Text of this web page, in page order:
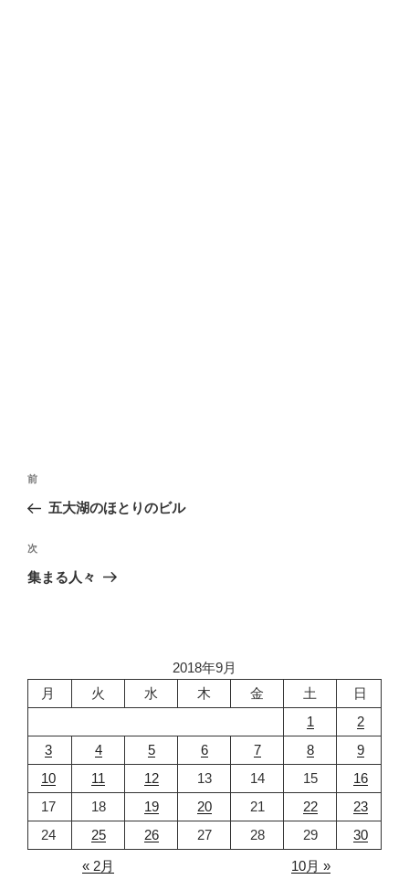
投
ナ
ビ
ゲ
前
の
稿
前
五大湖のほとりのビル
次
の
次
集まる人々
2018年9月
月
火 水 木 金 土
日
1
2
3
4 5 6 7 8
9
10
11 12 13 14 15
16
17
18 19 20 21 22
23
24
25 26 27 28 29
30
« 2月
10月 »